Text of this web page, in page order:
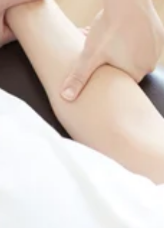
市宮町一丁目100番 ル・シーニュ4階【
ード決済、対応しております♪
☆10：00～19：30上記のお時間が空い
丁目100番 ル・シーニュ4階【営業時間
済、対応しております♪
☆10：00～16：0017：20～18：30上記
市宮町一丁目100番 ル・シーニュ4階【
ード決済、対応しております♪
報☆10：00～12：1512：00～19：30上
市宮町一丁目100番 ル・シーニュ4階
ード決済、対応しております♪